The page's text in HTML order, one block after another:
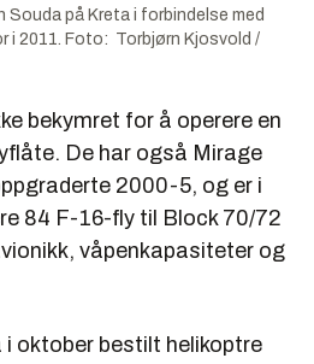
Souda på Kreta i forbindelse med
i 2011. Foto: Torbjørn Kjosvold /
bekymret for å operere en
De har også Mirage
2000-5, og er i
84 F-16-fly til Block 70/72
våpenkapasiteter og
i oktober bestilt helikoptre